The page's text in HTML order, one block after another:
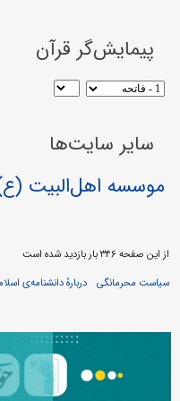
پیمایش‌گر قرآن
سایر سایت‌ها
موسسه اهل‌البیت
از این صفحه ۳۴۶ بار بازدید شده است
سیاست محرمانگی
دربارهٔ دانشنامه‌ی